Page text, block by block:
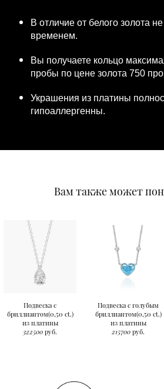
В отличие от белого золота
временем.
Вы получаете кольцо
пробы по цене золота 750
Украшения из платины
гипоаллергенны.
Вам также может
Подвеска с
бриллиантом(0,50 ct.)
из платины
322500 руб.
Подвеска с голубым
бриллиантом(0,50 ct.)
из платины
215700 руб.